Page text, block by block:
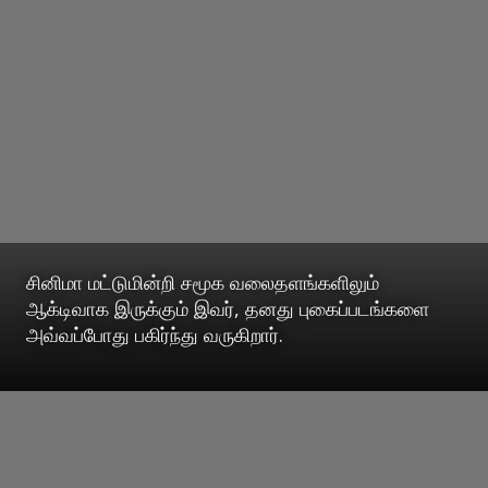
சினிமா மட்டுமின்றி சமூக வலைதளங்களிலும்
ஆக்டிவாக இருக்கும் இவர், தனது புகைப்படங்களை
அவ்வப்போது பகிர்ந்து வருகிறார்.